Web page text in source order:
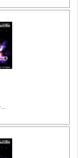
ストーリー系リーチ ケンシロウVSカイオウリーチ